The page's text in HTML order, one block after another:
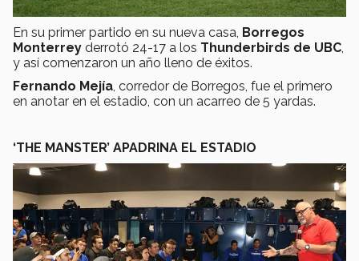
En su primer partido en su nueva casa, Borregos
Monterrey derrotó 24-17 a los Thunderbirds de UBC
y así comenzaron un año lleno de éxitos.
Fernando Mejía , corredor de Borregos, fue el primero
en anotar en el estadio, con un acarreo de 5 yardas.
‘THE MANSTER’ APADRINA EL ESTADIO